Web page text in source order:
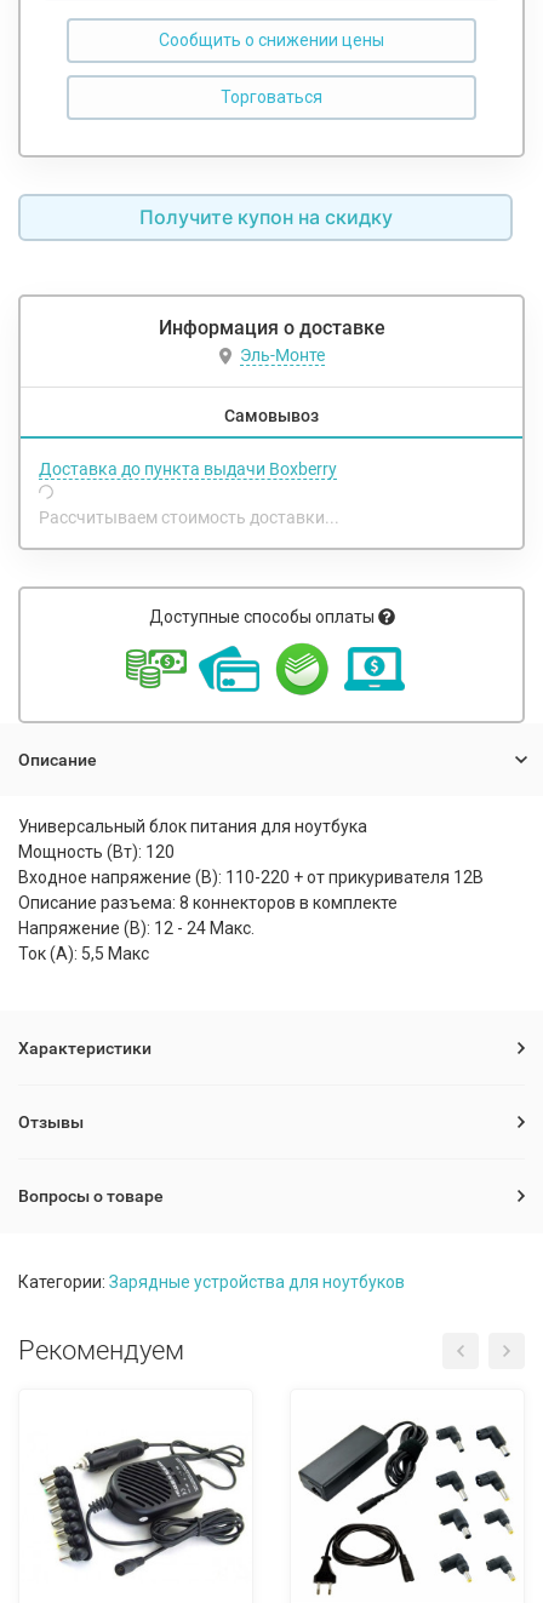
Сообщить о снижении цены
Получите купон на скидку
Информация о доставке
Эль-Монте
Самовывоз
Доставка до пункта выдачи Boxberry
Рассчитываем стоимость доставки...
Доступные способы оплаты
Описание
Универсальный блок питания для ноутбука
Мощность (Вт): 120
Входное напряжение (В): 110-220 + от прикуривателя 12В
Описание разъема: 8 коннекторов в комплекте
Напряжение (В): 12 - 24 Макс.
Ток (A): 5,5 Макс
Характеристики
Отзывы
Вопросы о товаре
Категории: Зарядные устройства для ноутбуков
Рекомендуем